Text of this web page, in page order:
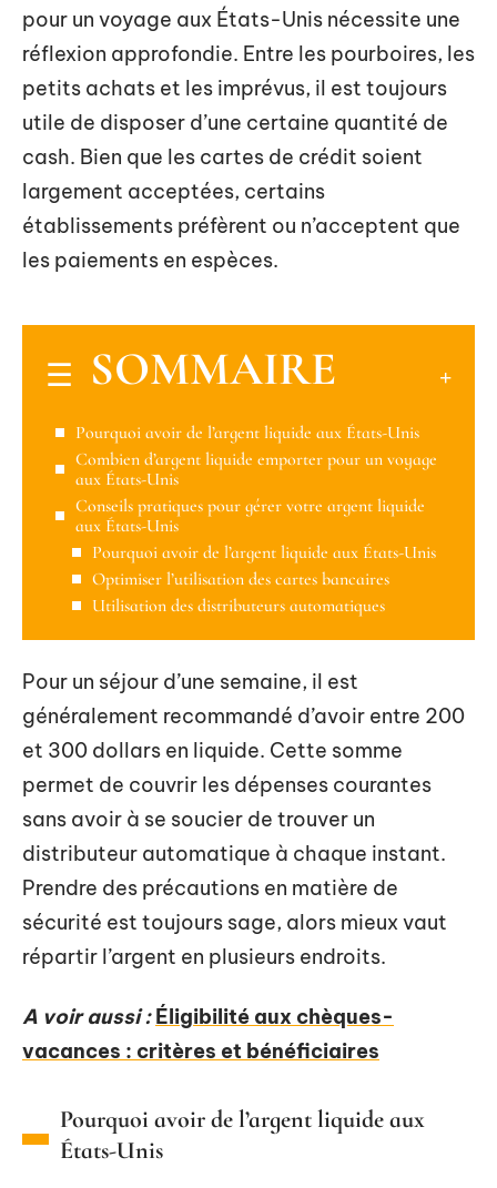
pour un voyage aux États-Unis nécessite une
réflexion approfondie. Entre les pourboires, les
petits achats et les imprévus, il est toujours
utile de disposer d’une certaine quantité de
cash. Bien que les cartes de crédit soient
largement acceptées, certains
établissements préfèrent ou n’acceptent que
les paiements en espèces.
SOMMAIRE
Pourquoi avoir de l’argent liquide aux États-Unis
Combien d’argent liquide emporter pour un voyage
aux États-Unis
Conseils pratiques pour gérer votre argent liquide
aux États-Unis
Pourquoi avoir de l’argent liquide aux États-Unis
Optimiser l’utilisation des cartes bancaires
Utilisation des distributeurs automatiques
Pour un séjour d’une semaine, il est
généralement recommandé d’avoir entre 200
et 300 dollars en liquide. Cette somme
permet de couvrir les dépenses courantes
sans avoir à se soucier de trouver un
distributeur automatique à chaque instant.
Prendre des précautions en matière de
sécurité est toujours sage, alors mieux vaut
répartir l’argent en plusieurs endroits.
A voir aussi : Éligibilité aux chèques-
vacances : critères et bénéficiaires
Pourquoi avoir de l’argent liquide aux
États-Unis